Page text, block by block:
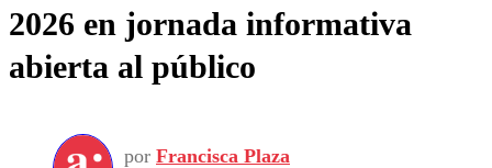
2026 en jornada informativa
abierta al público
por Francisca Plaza